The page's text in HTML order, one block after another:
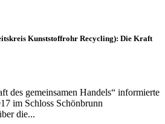
Kunststoffrohr Recycling): Die Kraft
des gemeinsamen Handels“ informierte
im Schloss Schönbrunn
die...